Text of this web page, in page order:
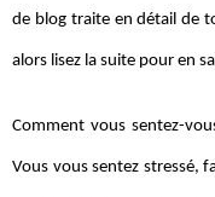
de blog traite en détail de
alors lisez la suite pour en
Comment vous sentez-
Vous vous sentez stressé,